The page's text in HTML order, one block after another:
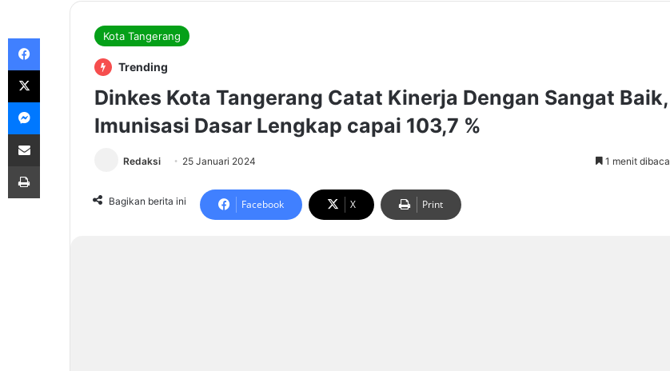
Kota Tangerang
Trending
Dinkes Kota Tangerang Catat Kinerja Dengan Sangat Baik,
Imunisasi Dasar Lengkap capai 103,7 %
Redaksi 25 Januari 2024 1 menit dibaca
Bagikan berita ini Facebook X Print
Messenger